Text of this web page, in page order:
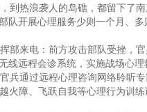
热浪袭人的岛礁，都留下了
队开展心理服务少则一个月、
来电：前方攻击部队受挫，
远程会诊系统，实施战场心理
通过远程心理咨询网络聆听
火障、飞跃自我等心理行为训